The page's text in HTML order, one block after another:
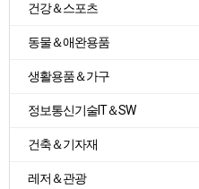
건강＆스포츠
동물＆애완용품
생활용품＆가구
정보통신기술IT＆SW
건축＆기자재
레저＆관광